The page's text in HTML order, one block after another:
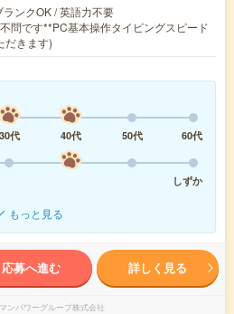
ンクOK / 英語力不要
問です**PC基本操作タイピングスピード
だきます)
30代 40代 50代
60代
しずか
もっと見る
応募へ進む 詳しく見る
マンパワーグループ株式会社